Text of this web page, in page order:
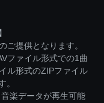
ご提供となります。
ファイル形式での1曲
ル形式のZIPファイル
。
楽データが再生可能